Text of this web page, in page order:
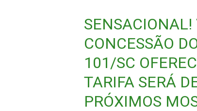
SENSACIONAL!
CONCESSÃO
101/SC
TARIFA SERÁ
PRÓXIMOS